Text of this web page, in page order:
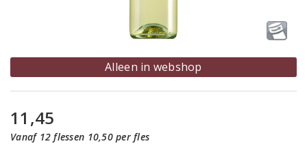
Alleen in webshop
11,45
Vanaf 12 flessen 10,50 per fles